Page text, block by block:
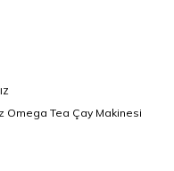
Omega Tea Çay Makinesi